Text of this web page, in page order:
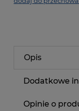
Opis
Dodatkowe
Opinie o